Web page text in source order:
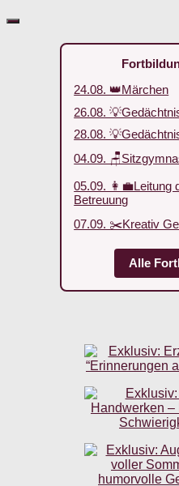
24.08. 👑Märchen
26.08.
28.08.
04.09.
05.09. 👩‍💼Leitung
Betreuung
07.09. ✂️Kreativ
Alle